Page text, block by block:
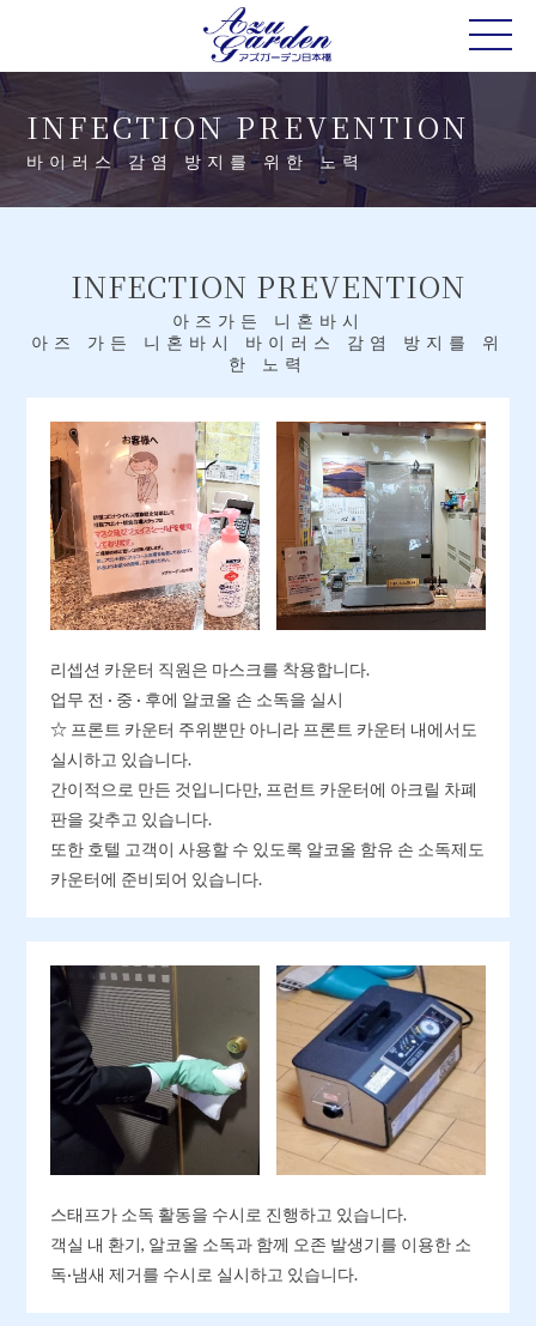
INFECTION PREVENTION
바이러스 감염 방지를 위한 노력
INFECTION PREVENTION
아즈가든 니혼바시
아즈 가든 니혼바시 바이러스 감염 방지를 위
한 노력
리셉션 카운터 직원은 마스크를 착용합니다.
업무 전 · 중 · 후에 알코올 손 소독을 실시
☆ 프론트 카운터 주위뿐만 아니라 프론트 카운터 내에서도
실시하고 있습니다.
간이적으로 만든 것입니다만, 프런트 카운터에 아크릴 차폐
판을 갖추고 있습니다.
또한 호텔 고객이 사용할 수 있도록 알코올 함유 손 소독제도
카운터에 준비되어 있습니다.
스태프가 소독 활동을 수시로 진행하고 있습니다.
객실 내 환기, 알코올 소독과 함께 오존 발생기를 이용한 소
독·냄새 제거를 수시로 실시하고 있습니다.